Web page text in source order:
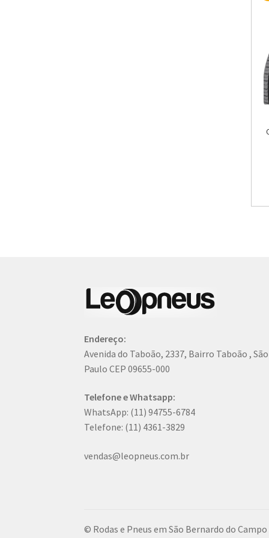
Endereço:
Avenida do Taboão, 2337, Bairro Taboão ,
Paulo CEP 09655-000
Telefone e Whatsapp:
WhatsApp: (11) 94755-6784
Telefone: (11) 4361-3829
vendas@leopneus.com.br
© Rodas e Pneus em São Bernardo do